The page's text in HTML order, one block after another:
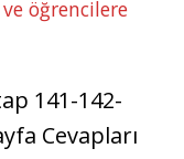
öğrencilere
141-142-
Cevapları